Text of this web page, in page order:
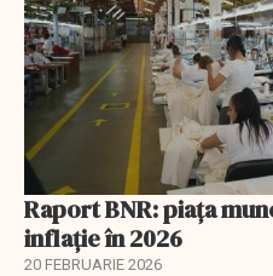
Raport BNR: piața
inflație în 2026
20 FEBRUARIE 2026